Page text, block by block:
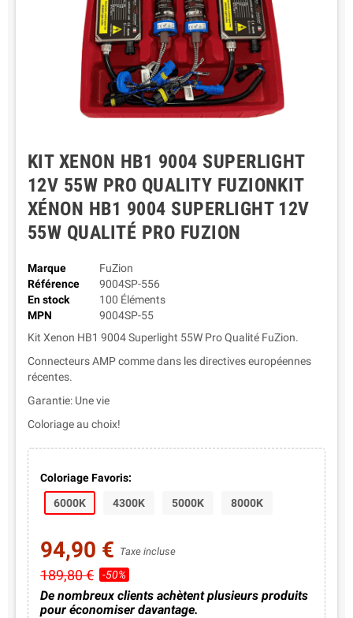
KIT XENON HB1 9004 SUPERLIGHT
12V 55W PRO QUALITY FUZIONKIT
XÉNON HB1 9004 SUPERLIGHT 12V
55W QUALITÉ PRO FUZION
Marque
FuZion
Référence
9004SP-556
En stock
100 Éléments
MPN
9004SP-55
Kit Xenon HB1 9004 Superlight 55W Pro Qualité FuZion.
Connecteurs AMP comme dans les directives européennes
récentes.
Garantie: Une vie
Coloriage au choix!
Coloriage Favoris:
6000K
4300K 5000K 8000K
94,90 € Taxe incluse
189,80 € -50%
De nombreux clients achètent plusieurs produits
pour économiser davantage.